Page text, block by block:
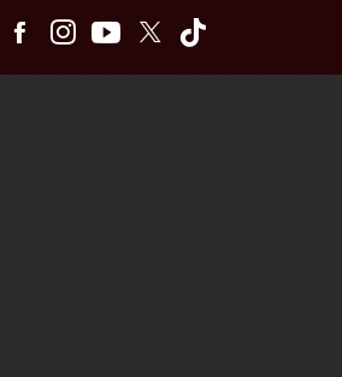
TelegramFacebookInstagramYoutubeTwitter